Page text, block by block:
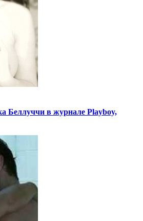
Беллуччи в журнале Playboy,